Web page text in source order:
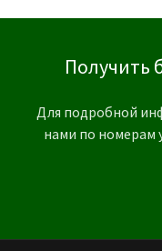
Получить
Для подробной
нами по номерам